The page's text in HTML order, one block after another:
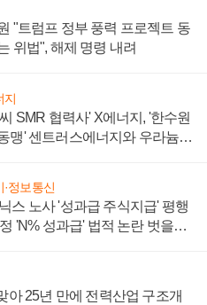
"트럼프 정부 풍력 프로젝트 동
위법", 해제 명령 내려
지
SMR 협력사' X에너지, '한수원
맹' 센트러스에너지와 우라늄
·정보통신
스 노사 '성과급 주식지급' 평행
'N% 성과급' 법적 논란 벗을지
아 25년 만에 전력산업 구조개